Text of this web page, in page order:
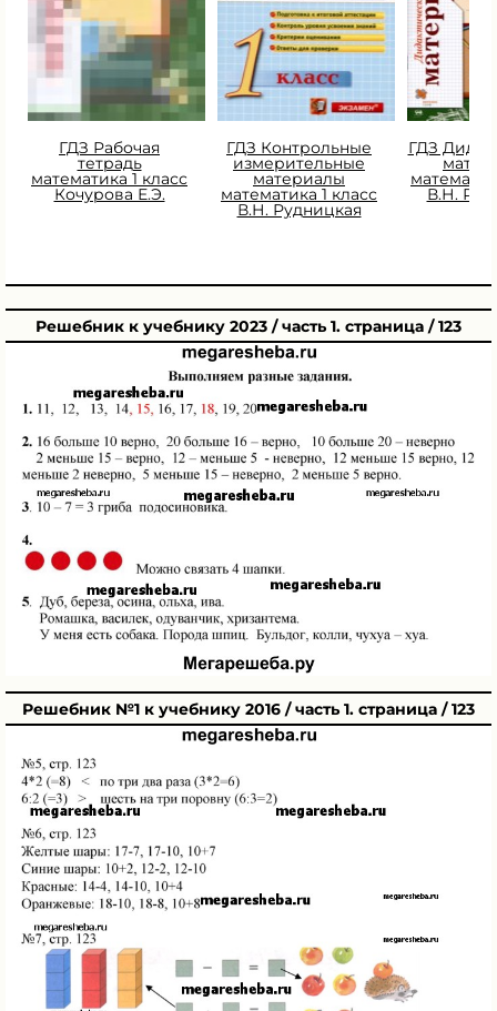
ГДЗ Рабочая
тетрадь
математика 1 класс
Кочурова Е.Э.
ГДЗ Контрольные
измерительные
материалы
математика 1 класс
В.Н. Рудницкая
ГДЗ
В.Н.
Решебник к учебнику 2023 / часть 1. страница / 123
Решебник №1 к учебнику 2016 / часть 1. страница / 123